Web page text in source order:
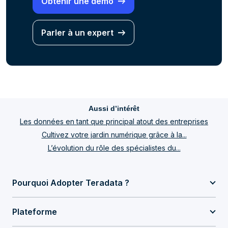
Parler à un expert
Aussi d’intérêt
Les données en tant que principal atout des entreprises
Cultivez votre jardin numérique grâce à la...
L’évolution du rôle des spécialistes du...
Pourquoi Adopter Teradata ?
Plateforme